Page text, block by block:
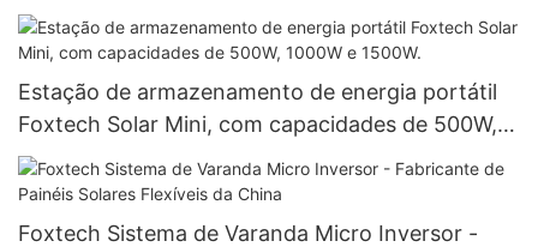
sistemas residenciais.
Estação de armazenamento de energia portátil
Foxtech Solar Mini, com capacidades de 500W,
1000W e 1500W.
Foxtech Sistema de Varanda Micro Inversor -